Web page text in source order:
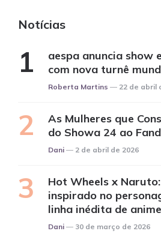
Notícias
aespa anuncia show
com nova turnê
Posted
Roberta Martins 22 de abril
As Mulheres que
do Showa 24 ao
Posted
Dani 2 de abril de 2026
Hot Wheels x
inspirado no
linha inédita de
Posted
Dani 30 de março de 2026